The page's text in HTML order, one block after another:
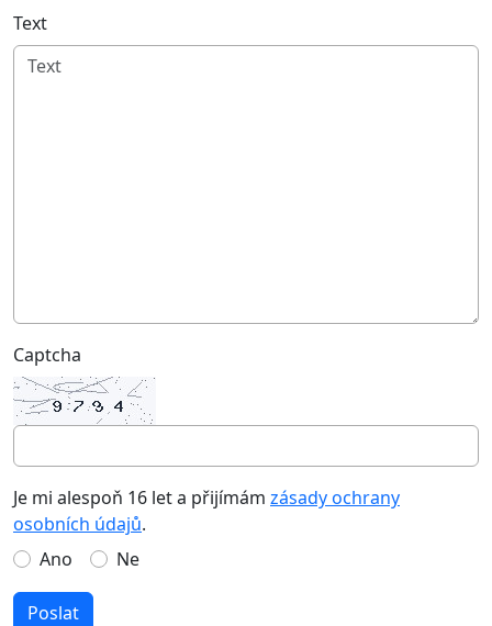
Text
Captcha
Je mi alespoň 16 let a přijímám zásady ochrany
osobních údajů.
Ano
Ne
Poslat